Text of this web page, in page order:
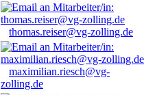
thomas.reiser@vg-zolling.de
maximilian.riesch@vg-
zolling.de